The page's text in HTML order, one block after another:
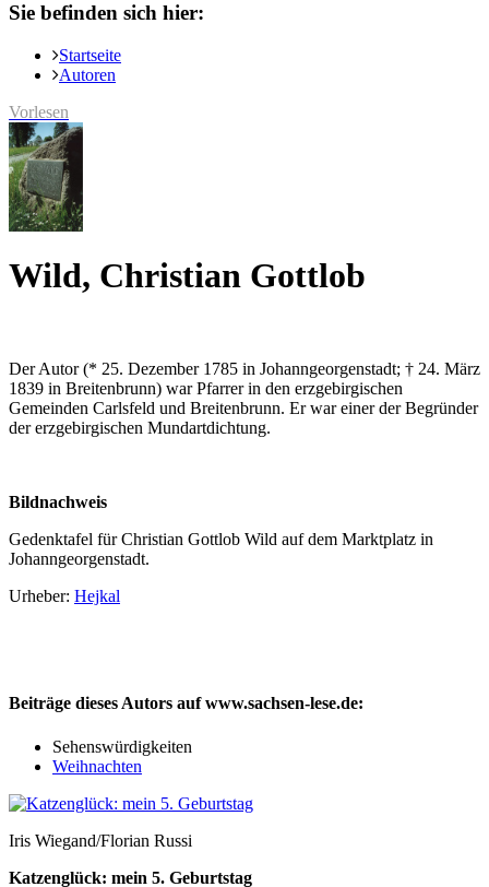
Sie befinden sich hier:
Startseite
Autoren
Vorlesen
Wild, Christian Gottlob
Der Autor (* 25. Dezember 1785 in Johanngeorgenstadt; † 24. März
1839 in Breitenbrunn) war Pfarrer in den erzgebirgischen
Gemeinden Carlsfeld und Breitenbrunn. Er war einer der Begründer
der erzgebirgischen Mundartdichtung.
Bildnachweis
Gedenktafel für Christian Gottlob Wild auf dem Marktplatz in
Johanngeorgenstadt.
Urheber: Hejkal
Beiträge dieses Autors auf www.sachsen-lese.de:
Sehenswürdigkeiten
Weihnachten
Iris Wiegand/Florian Russi
Katzenglück: mein 5. Geburtstag